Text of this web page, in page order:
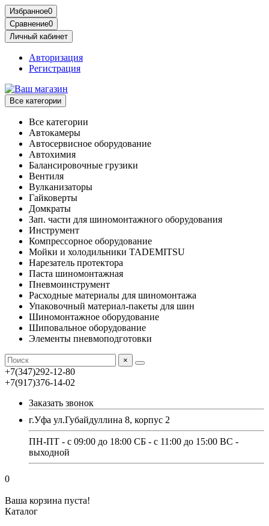
Избранное0
Сравнение0
Личный кабинет
Авторизация
Регистрация
Все категории
Все категории
Автокамеры
Автосервисное оборудование
Автохимия
Балансировочные грузики
Вентиля
Вулканизаторы
Гайковерты
Домкраты
Зап. части для шиномонтажного оборудования
Инструмент
Компрессорное оборудование
Мойки и холодильники TADEMITSU
Нарезатель протектора
Паста шиномонтажная
Пневмоинструмент
Расходные материалы для шиномонтажа
Упаковочный материал-пакеты для шин
Шиномонтажное оборудование
Шиповальное оборудование
Элементы пневмоподготовки
×
+7(347)292-12-80
+7(917)376-14-02
Заказать звонок
г.Уфа ул.Губайдуллина 8, корпус 2
ПН-ПТ - с 09:00 до 18:00 СБ - с 11:00 до 15:00 ВС -
выходной
0
Ваша корзина пуста!
Каталог